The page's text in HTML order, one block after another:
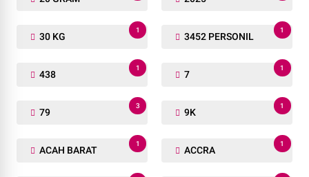
30 KG
1
3452 PERSONIL
1
438
1
7
1
79
3
9K
1
ACAH BARAT
1
ACCRA
1